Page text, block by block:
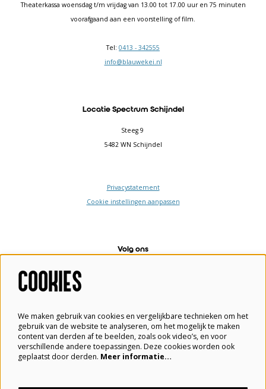
Theaterkassa woensdag t/m vrijdag van 13.00 tot 17.00 uur en 75 minuten
voorafgaand aan een voorstelling of film.
Tel: 0413 - 342555
info@blauwekei.nl
Locatie Spectrum Schijndel
Steeg 9
5482 WN Schijndel
Privacystatement
Cookie instellingen aanpassen
Volg ons
Aanmelden
COOKIES
We maken gebruik van cookies en vergelijkbare technieken om het
gebruik van de website te analyseren, om het mogelijk te maken
content van derden af te beelden, zoals ook video’s, en voor
verschillende andere toepassingen. Deze cookies worden ook
geplaatst door derden. Meer informatie…